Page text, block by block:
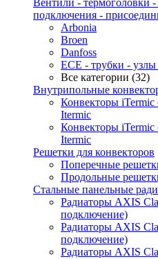
Вентили - термоголовки
подключения -
Arbonia
Broen
Danfoss
ECE - трубки -
Все категории (32)
Внутрипольные
Конвекторы iTermic
Itermic
Конвекторы iTermic
Itermic
Решетки для конвекторов
Поперечные
Продольные
Стальные панельные
Радиаторы AXIS
подключение)
Радиаторы AXIS
подключение)
Радиаторы AXIS